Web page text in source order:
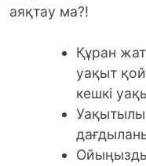
аяқтау ма?!
Құран
уақыт
кешкі
Уақытылы
Ойыңызды